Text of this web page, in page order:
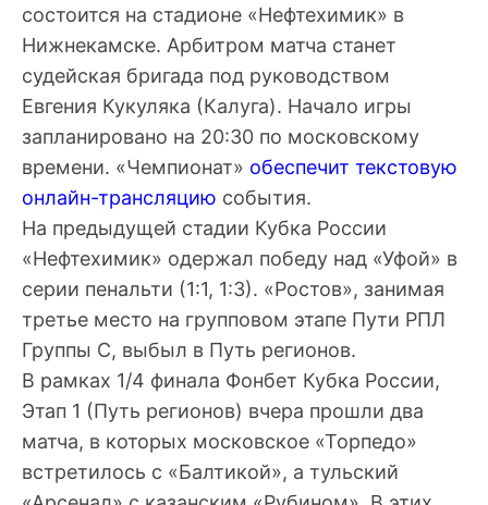
состоится на стадионе «Нефтехимик» в
Нижнекамске. Арбитром матча станет
судейская бригада под руководством
Евгения Кукуляка (Калуга). Начало игры
запланировано на 20:30 по московскому
времени. «Чемпионат» обеспечит текстовую
онлайн-трансляцию события.
На предыдущей стадии Кубка России
«Нефтехимик» одержал победу над «Уфой» в
серии пенальти (1:1, 1:3). «Ростов», занимая
третье место на групповом этапе Пути РПЛ
Группы С, выбыл в Путь регионов.
В рамках 1/4 финала Фонбет Кубка России,
Этап 1 (Путь регионов) вчера прошли два
матча, в которых московское «Торпедо»
встретилось с «Балтикой», а тульский